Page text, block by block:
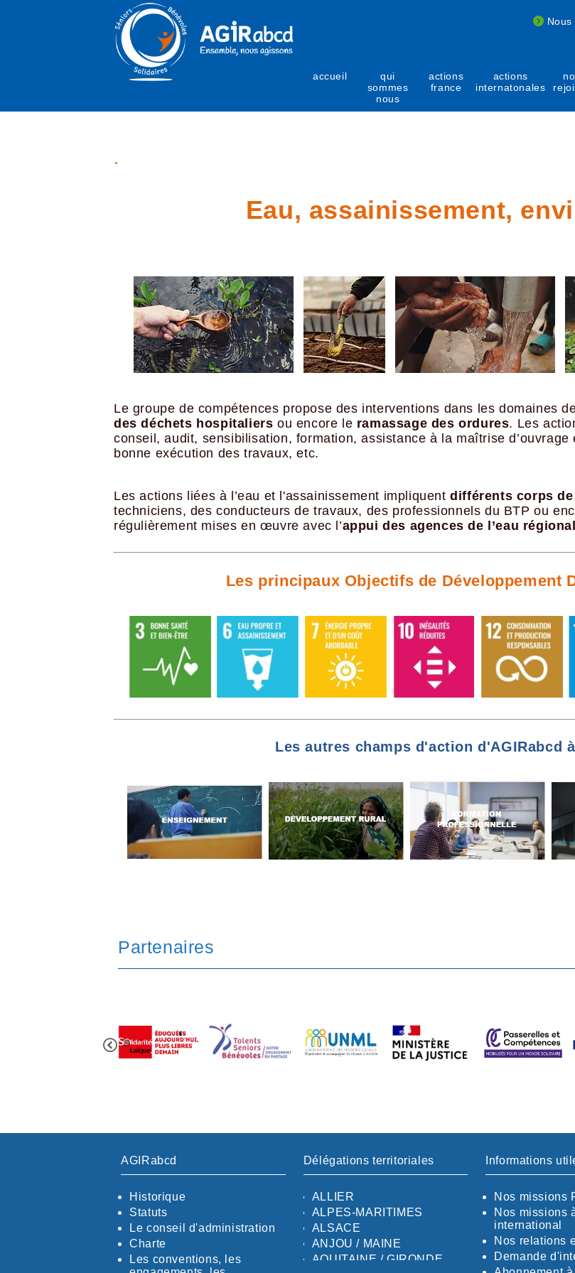
accueil
qui
sommes
nous
actions
france
actions
internatonales
.
Eau, assainissement,
Le groupe de compétences propose des interventions dans les domaines
des déchets hospitaliers ou encore le ramassage des ordures. Les
conseil, audit, sensibilisation, formation, assistance à la maîtrise
bonne exécution des travaux, etc.
Les actions liées à l’eau et l'assainissement impliquentdifférents corps
techniciens, des conducteurs de travaux, des professionnels du BTP ou
régulièrement mises en œuvre avec l’appui des agences de l’eau
Les principaux Objectifs de Développement
Les autres champs d'action d'AGIRabcd
Partenaires
AGIRabcd
Historique
Statuts
Le conseil d'administration
Charte
Les conventions, les
Délégations territoriales
ALLIER
ALPES-MARITIMES
ALSACE
ANJOU / MAINE
AQUITAINE / GIRONDE
Informations
Nos missions
Nos missions
international
Nos relations
Demande